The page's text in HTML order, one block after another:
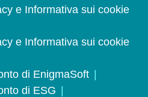
e Informativa sui cookie
e Informativa sui cookie
di EnigmaSoft
di ESG